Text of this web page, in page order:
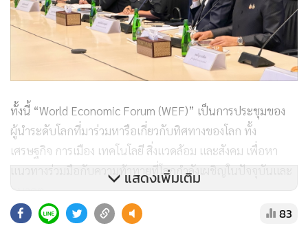
ทั้งนี้ “World Economic Forum (WEF)” เป็นการประชุมของ
ผู้นำระดับโลกที่มาร่วมหารือเกี่ยวกับทิศทางของโลก ทั้ง
เศรษฐกิจ การเมือง เทคโนโลยี สิ่งแวดล้อม และสังคม เพื่อหา
แนวทางร่วมมือกับความท้าทายที่โลกกำลังเผชิญในปัจจุบันและ
อนาคต
แสดงเพิ่มเติม
83